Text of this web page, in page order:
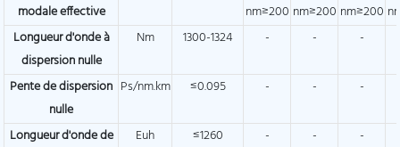
modale effective
nm≥200 nm≥200 nm≥200
Longueur d'onde à
dispersion nulle
Nm 1300-1324 - - -
Pente de dispersion
nulle
Ps/nm.km ≤0.095 - - -
Longueur d'onde de
Euh ≤1260 - - -